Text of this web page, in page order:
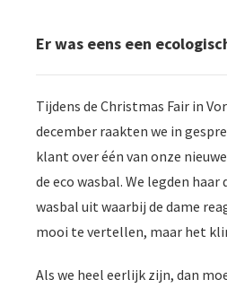
Er was eens een
Tijdens de Christmas Fair in
december raakten we in
klant over één van onze
de eco wasbal. We legden haar
wasbal uit waarbij de dame
mooi te vertellen, maar het
Als we heel eerlijk zijn, dan
van
op